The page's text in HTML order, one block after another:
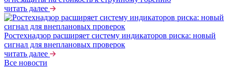
читать далее
Ростехнадзор расширяет систему индикаторов риска: новый
сигнал для внеплановых проверок
читать далее
Все новости